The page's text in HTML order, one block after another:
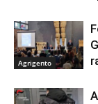
Agrigento